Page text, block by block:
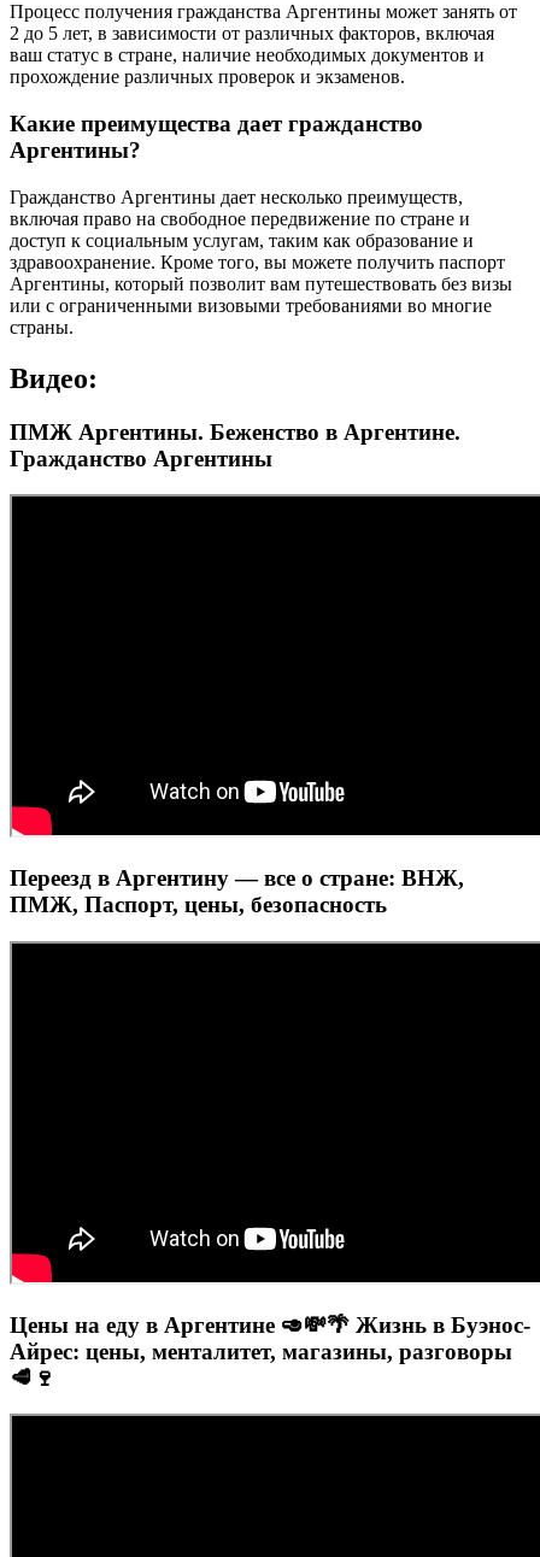
Процесс получения гражданства Аргентины может занять от
2 до 5 лет, в зависимости от различных факторов, включая
ваш статус в стране, наличие необходимых документов и
прохождение различных проверок и экзаменов.
Какие преимущества дает гражданство
Аргентины?
Гражданство Аргентины дает несколько преимуществ,
включая право на свободное передвижение по стране и
доступ к социальным услугам, таким как образование и
здравоохранение. Кроме того, вы можете получить паспорт
Аргентины, который позволит вам путешествовать без визы
или с ограниченными визовыми требованиями во многие
страны.
Видео:
ПМЖ Аргентины. Беженство в Аргентине.
Гражданство Аргентины
Переезд в Аргентину — все о стране: ВНЖ,
ПМЖ, Паспорт, цены, безопасность
Цены на еду в Аргентине 🥑💸🌴 Жизнь в Буэнос-
Айрес: цены, менталитет, магазины, разговоры
🥩🍷